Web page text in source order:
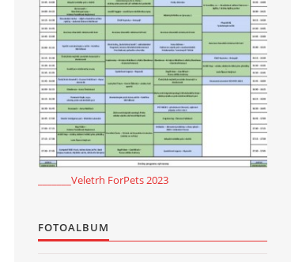
_______Veletrh ForPets 2023
FOTOALBUM